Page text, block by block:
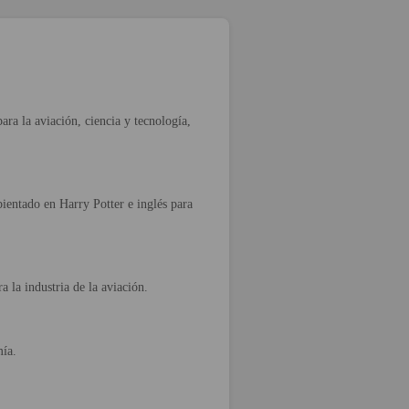
la aviación, ciencia y tecnología,
en Harry Potter e inglés para
la industria de la aviación.